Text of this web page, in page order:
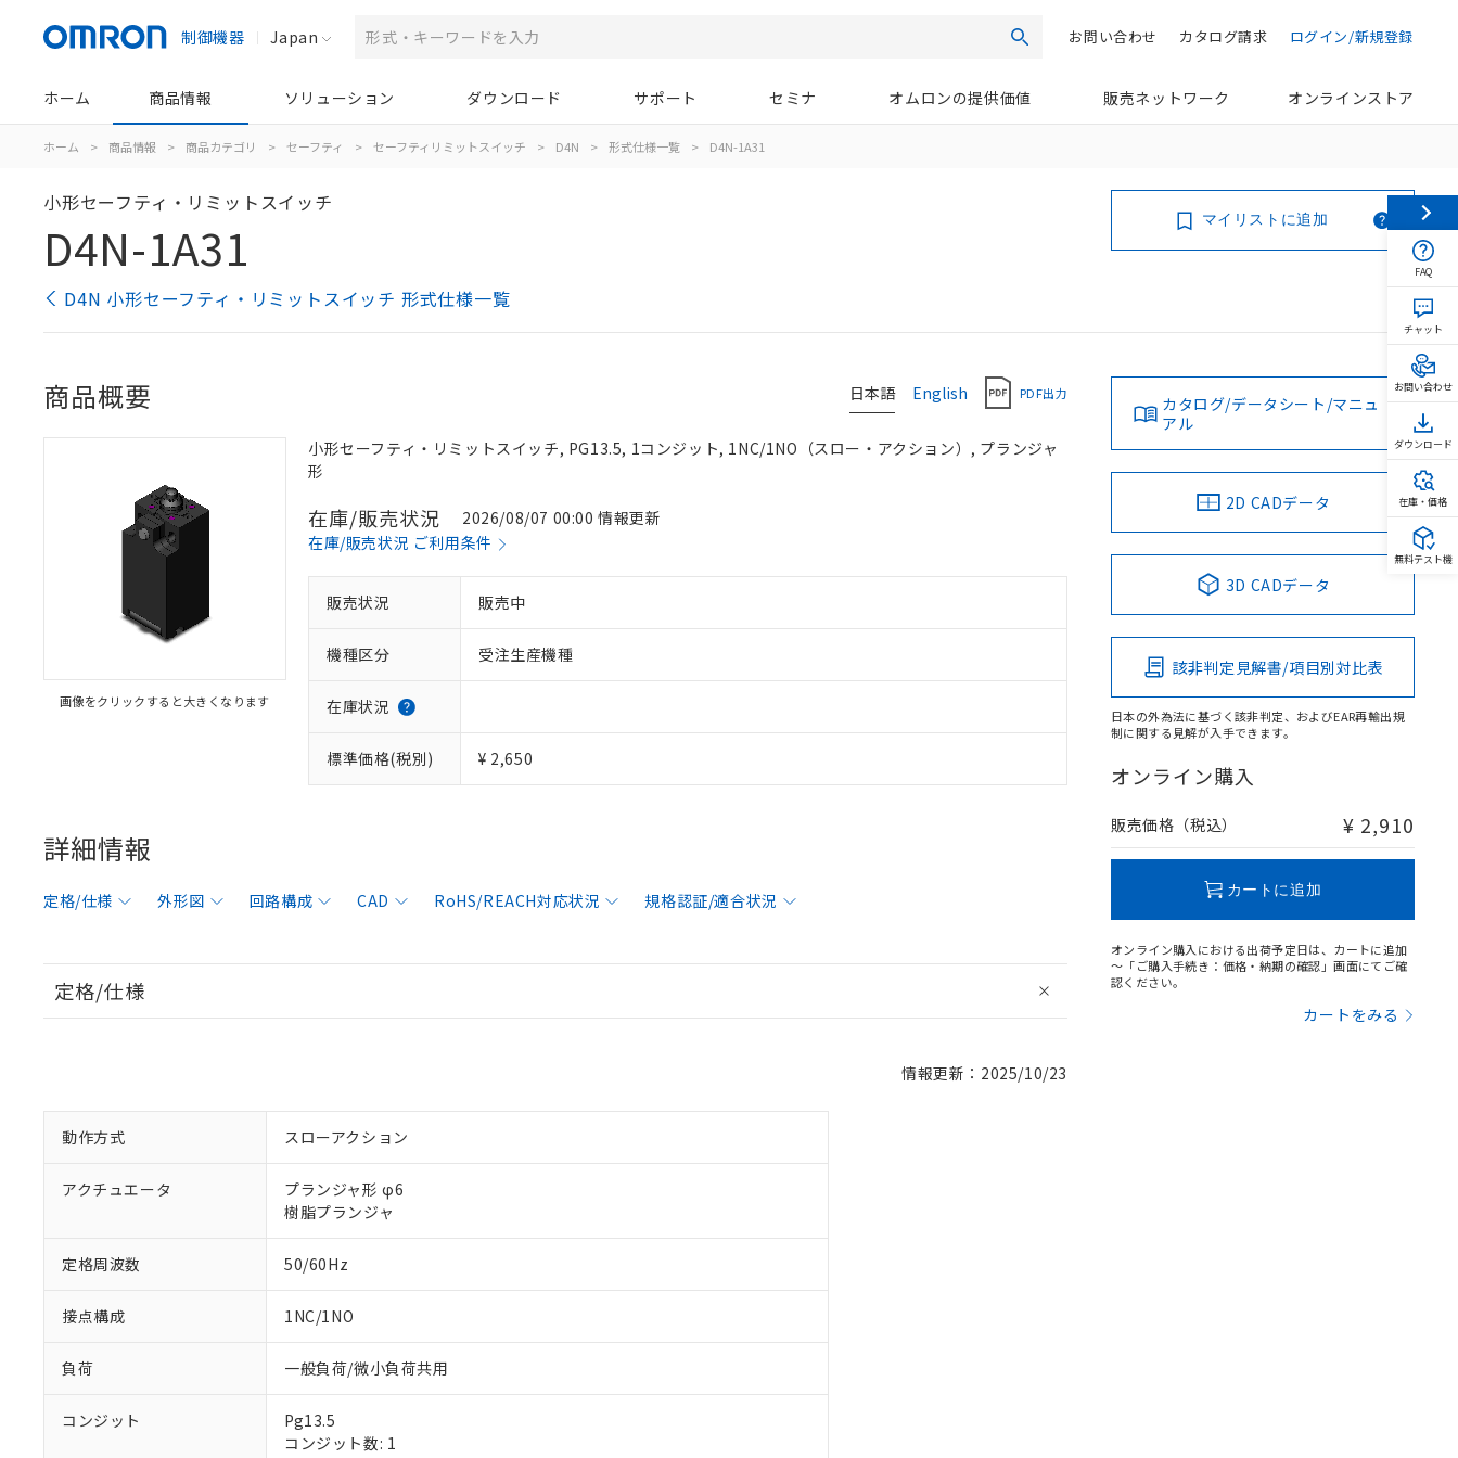
制御機器 Japan 検索 ログイン/新規登録
カタログ請求
お問い合わせ
ホーム 商品情報 ソリューション ダウンロード サポート セミナ オムロンの提供価値 販売ネットワーク オンラインストア
ホーム > 商品情報 > 商品カテゴリ > セーフティ > セーフティリミットスイッチ > D4N > 形式仕様一覧 > D4N-1A31
小形セーフティ・リミットスイッチ
D4N-1A31
D4N 小形セーフティ・リミットスイッチ 形式仕様一覧
マイリストに追加
日本語 English PDF出力
商品概要
画像をクリックすると大きくなります
小形セーフティ・リミットスイッチ, PG13.5, 1コンジット, 1NC/1NO（スロー・アクション）, プランジャ
形
在庫/販売状況
2026/08/07 00:00 情報更新
在庫/販売状況 ご利用条件
販売状況 販売中
機種区分 受注生産機種
在庫状況
標準価格(税別) ¥ 2,650
詳細情報
定格/仕様 外形図 回路構成 CAD RoHS/REACH対応状況 規格認証/適合状況
定格/仕様
情報更新：2025/10/23
動作方式 スローアクション
アクチュエータ
プランジャ形 φ6
樹脂プランジャ
定格周波数 50/60Hz
接点構成 1NC/1NO
負荷 一般負荷/微小負荷共用
コンジット
Pg13.5
コンジット数: 1
カタログ/データシート/マニュ
アル
2D CADデータ
3D CADデータ
該非判定見解書/項目別対比表
日本の外為法に基づく該非判定、およびEAR再輸出規
制に関する見解が入手できます。
オンライン購入
販売価格（税込） ¥ 2,910
カートに追加
オンライン購入における出荷予定日は、カートに追加
～「ご購入手続き：価格・納期の確認」画面にてご確
認ください。
カートをみる
FAQ
チャット
お問い合わせ
ダウンロード
在庫・価格
無料テスト機